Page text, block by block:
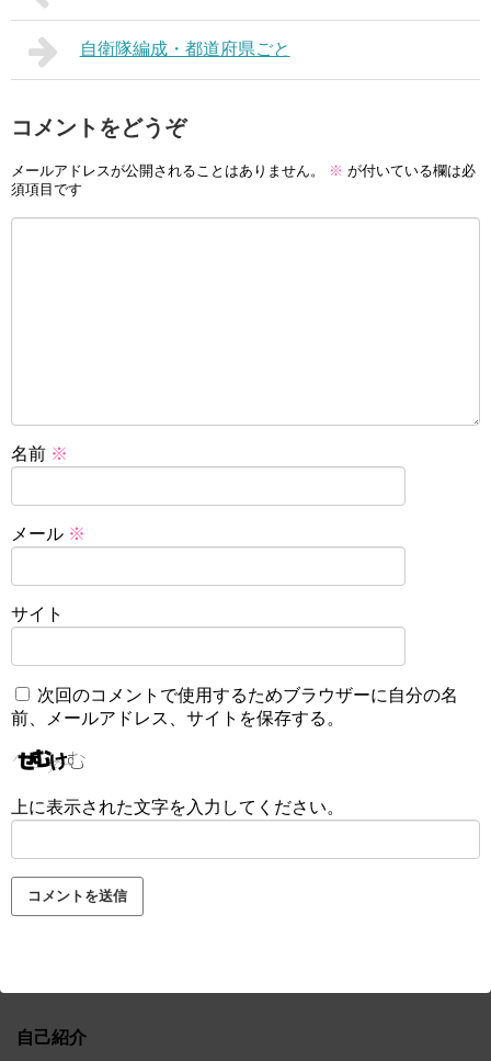
自衛隊編成・都道府県ごと
コメントをどうぞ
メールアドレスが公開されることはありません。 ※ が付いている欄は必
須項目です
名前 ※
メール ※
サイト
次回のコメントで使用するためブラウザーに自分の名
前、メールアドレス、サイトを保存する。
上に表示された文字を入力してください。
自己紹介